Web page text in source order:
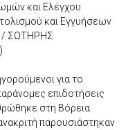
και Ελέγχου
και Εγγυήσεων
/ ΣΩΤΗΡΗΣ
για το
επιδοτήσεις
στη Βόρεια
παρουσιάστηκαν